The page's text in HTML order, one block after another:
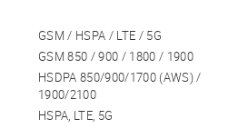
GSM / HSPA / LTE / 5G
GSM 850 / 900 / 1800 / 1900
HSDPA 850/900/1700 (AWS) /
1900/2100
HSPA, LTE, 5G